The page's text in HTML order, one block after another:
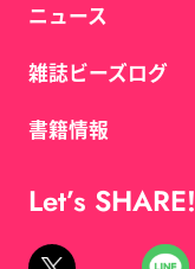
ニュース
雑誌ビーズログ
書籍情報
Let’s SHARE!